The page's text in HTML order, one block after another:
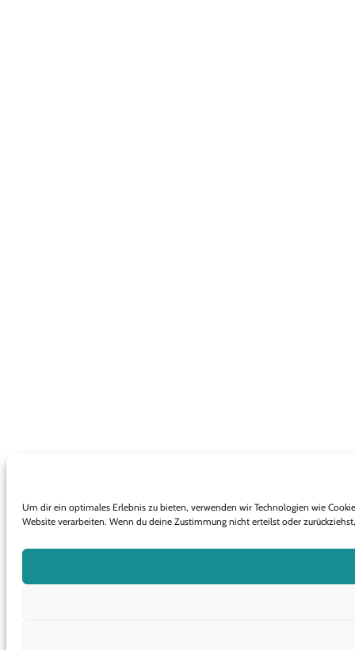
Um dir ein optimales Erlebnis zu bieten, verwenden wir Technologien wie
Website verarbeiten. Wenn du deine Zustimmung nicht erteilst oder